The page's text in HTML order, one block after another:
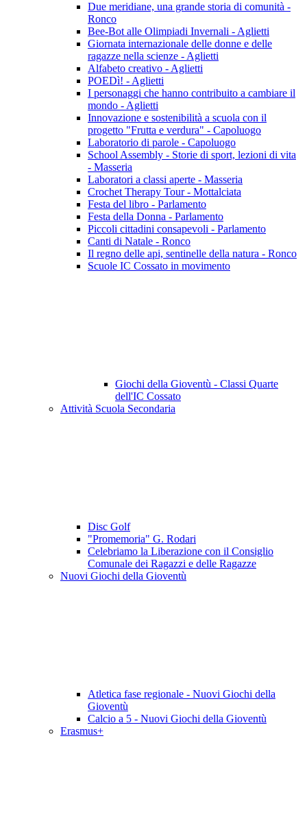
Due meridiane, una grande storia di comunità -
Ronco
Bee-Bot alle Olimpiadi Invernali - Aglietti
Giornata internazionale delle donne e delle
ragazze nella scienze - Aglietti
Alfabeto creativo - Aglietti
POEDì! - Aglietti
I personaggi che hanno contribuito a cambiare il
mondo - Aglietti
Innovazione e sostenibilità a scuola con il
progetto "Frutta e verdura" - Capoluogo
Laboratorio di parole - Capoluogo
School Assembly - Storie di sport, lezioni di vita
- Masseria
Laboratori a classi aperte - Masseria
Crochet Therapy Tour - Mottalciata
Festa del libro - Parlamento
Festa della Donna - Parlamento
Piccoli cittadini consapevoli - Parlamento
Canti di Natale - Ronco
Il regno delle api, sentinelle della natura - Ronco
Scuole IC Cossato in movimento
Giochi della Gioventù - Classi Quarte
dell'IC Cossato
Attività Scuola Secondaria
Disc Golf
"Promemoria" G. Rodari
Celebriamo la Liberazione con il Consiglio
Comunale dei Ragazzi e delle Ragazze
Nuovi Giochi della Gioventù
Atletica fase regionale - Nuovi Giochi della
Gioventù
Calcio a 5 - Nuovi Giochi della Gioventù
Erasmus+